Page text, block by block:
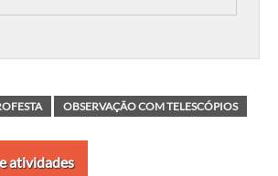
OBSERVAÇÃO COM TELESCÓPIOS
atividades